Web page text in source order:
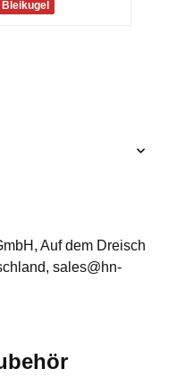
Auf dem Dreisch
sales@hn-